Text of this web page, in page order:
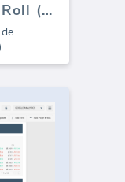
Modelo de Métricas AdRoll (Relatório)